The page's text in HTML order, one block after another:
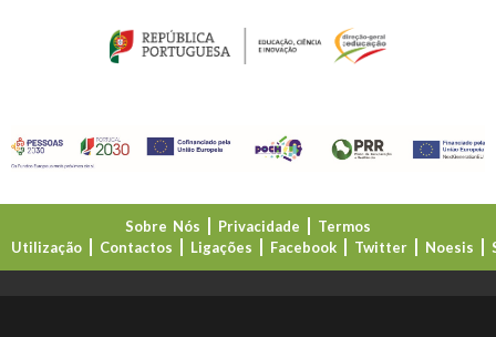
Sobre Nós Privacidade
Termos
Utilização
Contactos Ligações Facebook Twitter Noesis